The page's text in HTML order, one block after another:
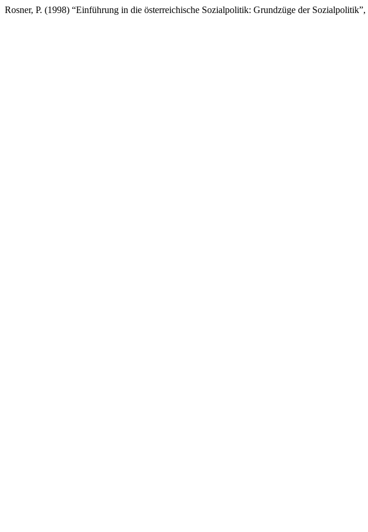
Rosner, P. (1998) “Einführung in die österreichische Sozialpolitik: Grundzüge der Sozialpolitik”,